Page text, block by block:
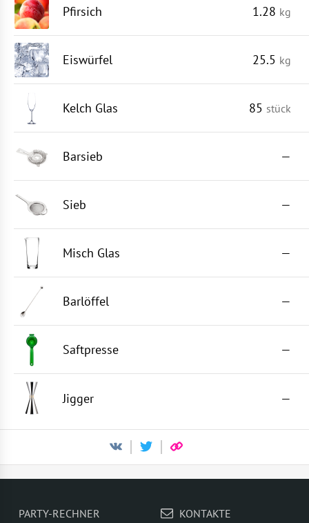
Pfirsich 1.28 kg
Eiswürfel 25.5 kg
Kelch Glas 85 stück
Barsieb —
Sieb —
Misch Glas —
Barlöffel —
Saftpresse —
Jigger —
PARTY-RECHNER KONTAKTE